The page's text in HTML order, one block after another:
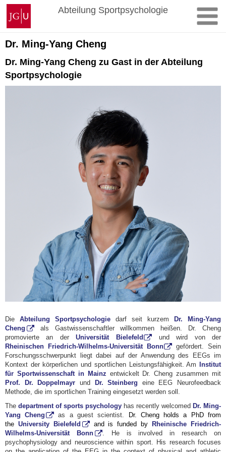
Zum
Inhalt
springen
Johannes
Gutenberg-
Universität
Mainz
Abteilung Sportpsychologie
Dr. Ming-Yang Cheng
Dr. Ming-Yang Cheng zu Gast in der Abteilung
Sportpsychologie
Die Abteilung Sportpsychologie darf seit kurzem Dr. Ming-Yang
Cheng
als Gastwissenschaftler willkommen heißen. Dr. Cheng
promovierte an derUniversität Bielefeld
und wird von der
Rheinischen Friedrich-Wilhelms-Universität Bonn
gefördert. Sein
Forschungsschwerpunkt liegt dabei auf der Anwendung des EEGs im
Kontext der körperlichen und sportlichen Leistungsfähigkeit. Am
Institut
für Sportwissenschaft in Mainz entwickelt Dr. Cheng zusammen mit
Prof. Dr. Doppelmayr und Dr. Steinberg eine EEG Neurofeedback
Methode, die im sportlichen Training eingesetzt werden soll.
The department of sports psychology has recently welcomed Dr. Ming-
Yang Cheng
as a guest scientist.
Dr. Cheng holds a PhD from
the University Bielefeld and is funded by
Rheinische Friedrich-
Wilhelms-Universität Bonn
. He is involved in research on
psychophysiology and neuroscience within sport. His research focuses